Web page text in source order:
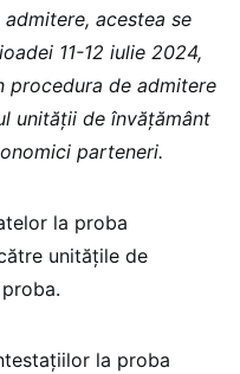
acestea se
11-12 iulie 2024,
de admitere
unității de învățământ
parteneri.
la proba
unitățile de
la proba